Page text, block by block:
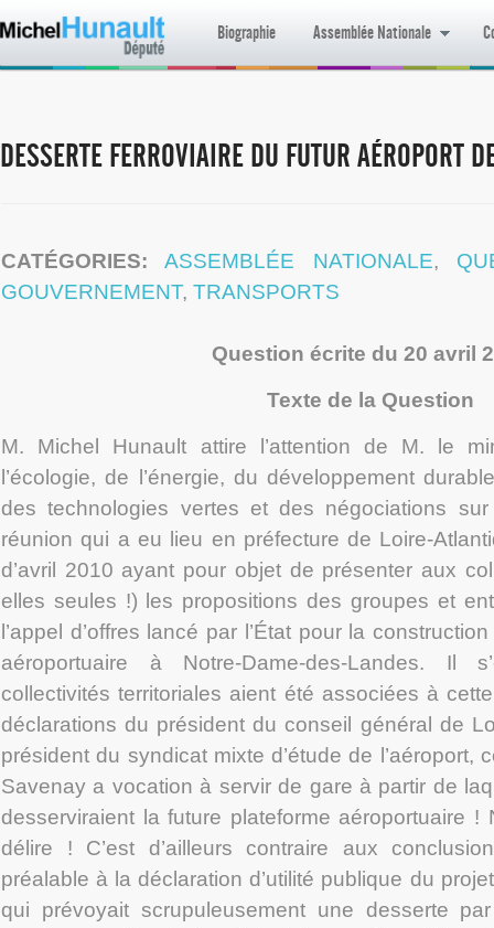
Biographie Assemblée Nationale
DESSERTE FERROVIAIRE DU FUTUR AÉROPORT
CATÉGORIES: ASSEMBLÉE NATIONALE,
GOUVERNEMENT, TRANSPORTS
Question écrite du 20 avril
Texte de la Question
M. Michel Hunault attire l’attention de M. le
l’écologie, de l’énergie, du développement
des technologies vertes et des négociations
réunion qui a eu lieu en préfecture de Loire-
d’avril 2010 ayant pour objet de présenter aux
elles seules !) les propositions des groupes et
l’appel d’offres lancé par l’État pour la
aéroportuaire à Notre-Dame-des-Landes. Il
collectivités territoriales aient été associées à
déclarations du président du conseil général de
président du syndicat mixte d’étude de l’aéroport,
Savenay a vocation à servir de gare à partir de
desserviraient la future plateforme aéroportuaire
délire ! C’est d’ailleurs contraire aux
préalable à la déclaration d’utilité publique du
qui prévoyait scrupuleusement une desserte